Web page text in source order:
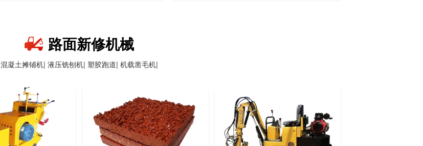
路面新修机械
混凝土摊铺机| 液压铣刨机| 塑胶跑道| 机载凿毛机|